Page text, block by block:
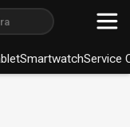
SmartwatchService